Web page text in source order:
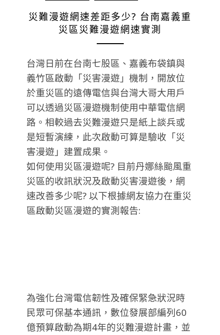
災難漫遊網速差距多少? 台南嘉義重
災區災難漫遊網速實測
台灣日前在台南七股區、嘉義布袋鎮與
義竹區啟動「災害漫遊」機制，開放位
於重災區的遠傳電信與台灣大哥大用戶
可以透過災區漫遊機制使用中華電信網
路。相較過去災難漫遊只是紙上談兵或
是短暫演練，此次啟動可算是驗收「災
害漫遊」建置成果。
如何使用災區漫遊呢? 目前丹娜絲颱風重
災區的收訊狀況及啟動災害漫遊後，網
速改善多少呢? 以下根據網友協力在重災
區啟動災區漫遊的實測報告:
為強化台灣電信韌性及確保緊急狀況時
民眾可保基本通訊，數位發展部編列60
億預算啟動為期4年的災難漫遊計畫，並